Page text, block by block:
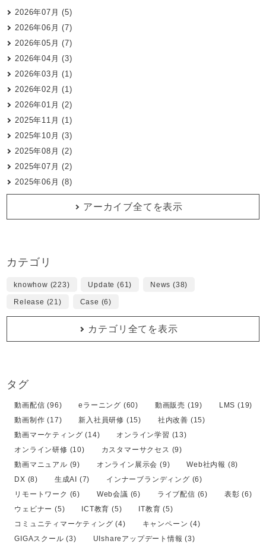
2026年07月 (5)
2026年06月 (7)
2026年05月 (7)
2026年04月 (3)
2026年03月 (1)
2026年02月 (1)
2026年01月 (2)
2025年11月 (1)
2025年10月 (3)
2025年08月 (2)
2025年07月 (2)
2025年06月 (8)
アーカイブ全てを表示
カテゴリ
knowhow (223) Update (61) News (38)
Release (21) Case (6)
カテゴリ全てを表示
タグ
動画配信 (96) eラーニング (60) 動画販売 (19)
LMS (19)
動画制作 (17)
新入社員研修 (15)
社内改善 (15)
動画マーケティング (14)
オンライン学習 (13)
オンライン研修 (10)
カスタマーサクセス (9)
動画マニュアル (9)
オンライン展示会 (9)
Web社内報 (8)
DX (8)
生成AI (7)
インナーブランディング (6)
リモートワーク (6)
Web会議 (6) ライブ配信 (6)
表彰 (6)
ウェビナー (5)
ICT教育 (5)
IT教育 (5)
コミュニティマーケティング (4)
キャンペーン (4)
GIGAスクール (3)
UIshareアップデート情報 (3)